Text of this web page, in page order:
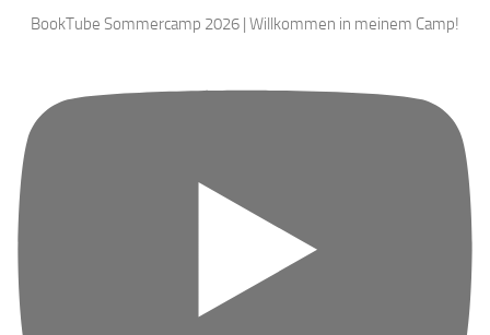
BookTube Sommercamp 2026 | Willkommen in meinem Camp!